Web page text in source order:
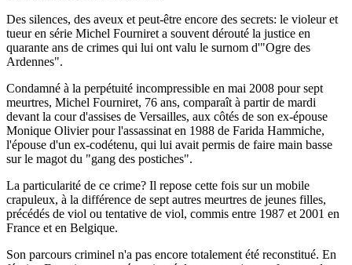
Des silences, des aveux et peut-être encore des secrets: le violeur et
tueur en série Michel Fourniret a souvent dérouté la justice en
quarante ans de crimes qui lui ont valu le surnom d'"Ogre des
Ardennes".
Condamné à la perpétuité incompressible en mai 2008 pour sept
meurtres, Michel Fourniret, 76 ans, comparaît à partir de mardi
devant la cour d'assises de Versailles, aux côtés de son ex-épouse
Monique Olivier pour l'assassinat en 1988 de Farida Hammiche,
l'épouse d'un ex-codétenu, qui lui avait permis de faire main basse
sur le magot du "gang des postiches".
La particularité de ce crime? Il repose cette fois sur un mobile
crapuleux, à la différence de sept autres meurtres de jeunes filles,
précédés de viol ou tentative de viol, commis entre 1987 et 2001 en
France et en Belgique.
Son parcours criminel n'a pas encore totalement été reconstitué. En